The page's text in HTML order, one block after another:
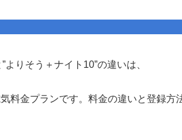
りそう＋ナイト10”の違いは、
料金プランです。料金の違いと登録方